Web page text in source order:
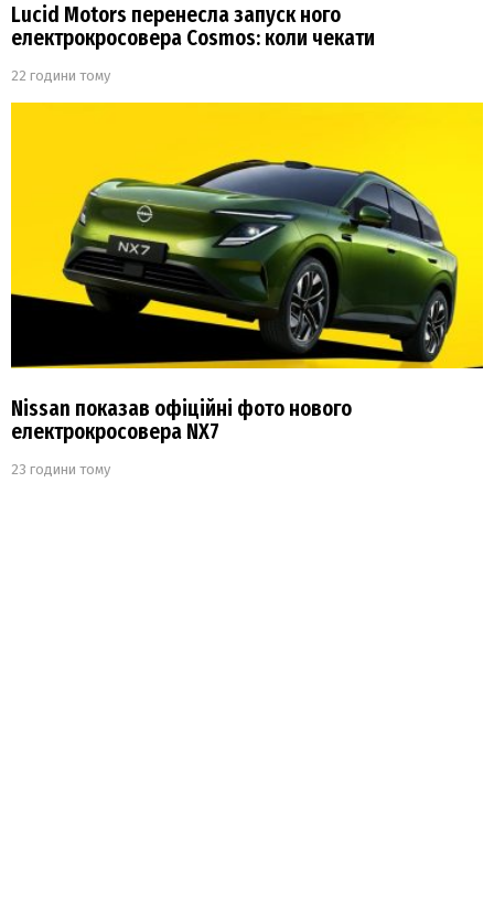
Lucid Motors перенесла запуск ного
електрокросовера Cosmos: коли чекати
22 години тому
Nissan показав офіційні фото нового
електрокросовера NX7
23 години тому